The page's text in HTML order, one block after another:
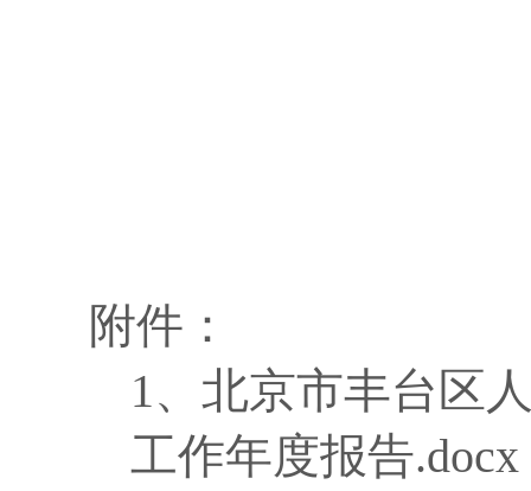
附件：
1、 北京市丰台区
工作年度报告.docx